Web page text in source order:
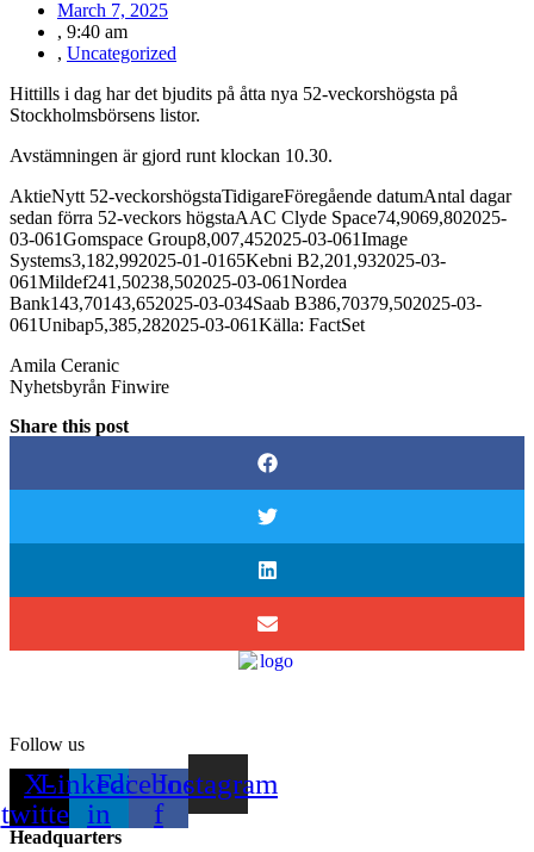
March 7, 2025
, 9:40 am
, Uncategorized
Hittills i dag har det bjudits på åtta nya 52-veckorshögsta på
Stockholmsbörsens listor.
Avstämningen är gjord runt klockan 10.30.
AktieNytt 52-veckorshögstaTidigareFöregående datumAntal dagar
sedan förra 52-veckors högstaAAC Clyde Space74,9069,802025-
03-061Gomspace Group8,007,452025-03-061Image
Systems3,182,992025-01-0165Kebni B2,201,932025-03-
061Mildef241,50238,502025-03-061Nordea
Bank143,70143,652025-03-034Saab B386,70379,502025-03-
061Unibap5,385,282025-03-061Källa: FactSet
Amila Ceranic
Nyhetsbyrån Finwire
Share this post
Follow us
X-
twitter
Linkedin-
in
Facebook-
f
Instagram
Headquarters